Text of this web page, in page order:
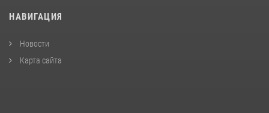
НАВИГАЦИЯ
Новости
Карта сайта